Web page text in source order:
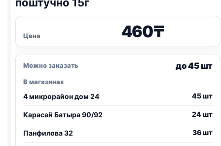
поштучно 15г
Цена 460₸
Можно заказать до 45 шт
В магазинах
4 микрорайон дом 24 45 шт
Карасай Батыра 90/92 24 шт
Панфилова 32 36 шт